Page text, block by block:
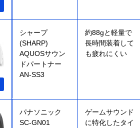
シャープ
(SHARP)
AQUOSサウン
ドパートナー
AN-SS3
約88gと軽量で
長時間装着して
も疲れにくい
パナソニック
SC-GN01
ゲームサウンド
に特化したタイ